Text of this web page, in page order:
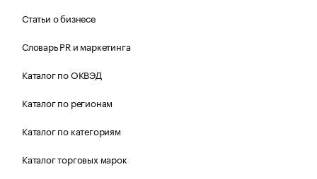
Статьи о бизнесе
Словарь PR и маркетинга
Каталог по ОКВЭД
Каталог по регионам
Каталог по категориям
Каталог торговых марок